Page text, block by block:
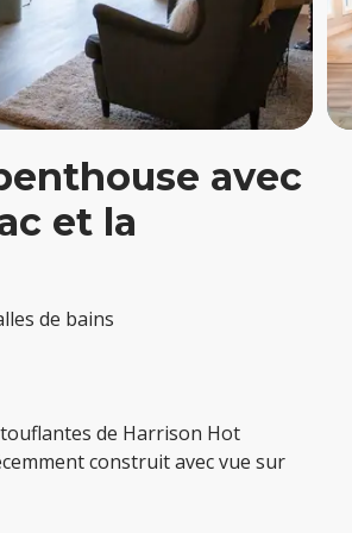
avec
et la
de bains
de Harrison Hot
construit avec vue sur